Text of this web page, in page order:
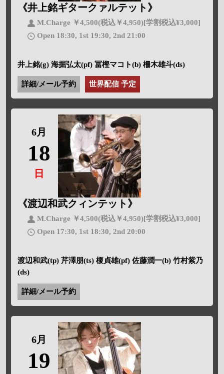
《井上銘ギタークァルテット》
M.Charge ￥4,500(税込￥4,950)[学割税込¥3,000]
Open 18:30, 1st 19:30, 2nd 21:00
井上銘(g) 海掘弘太(pf) 冨樫マコト(b) 柵木雄斗(ds)
詳細/メール予約 世界配信 予定
6月
18
日
《渡辺和武クィンテット》
M.Charge ￥4,500(税込￥4,950)[学割税込¥3,000]
Open 17:30, 1st 18:30, 2nd 20:00
渡辺和武(tp) 芹澤朋(ts) 榎貞雄(pf) 佐藤潤一(b) 竹村紫乃
(ds)
詳細/メール予約
6月
19